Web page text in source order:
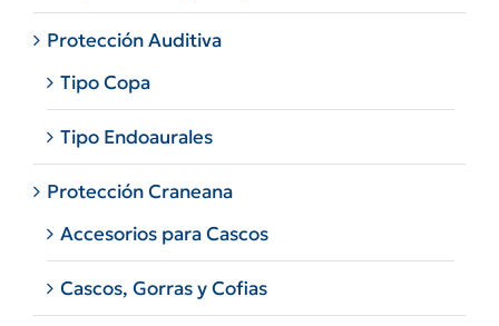
Protección Auditiva
Tipo Copa
Tipo Endoaurales
Protección Craneana
Accesorios para Cascos
Cascos, Gorras y Cofias